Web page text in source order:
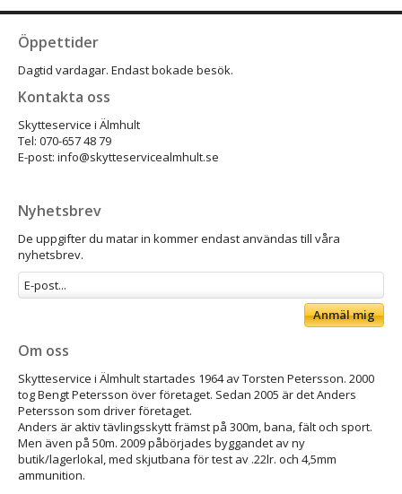
Öppettider
Dagtid vardagar. Endast bokade besök.
Kontakta oss
Skytteservice i Älmhult
Tel: 070-657 48 79
E-post: info@skytteservicealmhult.se
Nyhetsbrev
De uppgifter du matar in kommer endast användas till våra
nyhetsbrev.
Anmäl mig
Om oss
Skytteservice i Älmhult startades 1964 av Torsten Petersson. 2000
tog Bengt Petersson över företaget. Sedan 2005 är det Anders
Petersson som driver företaget.
Anders är aktiv tävlingsskytt främst på 300m, bana, fält och sport.
Men även på 50m. 2009 påbörjades byggandet av ny
butik/lagerlokal, med skjutbana för test av .22lr. och 4,5mm
ammunition.